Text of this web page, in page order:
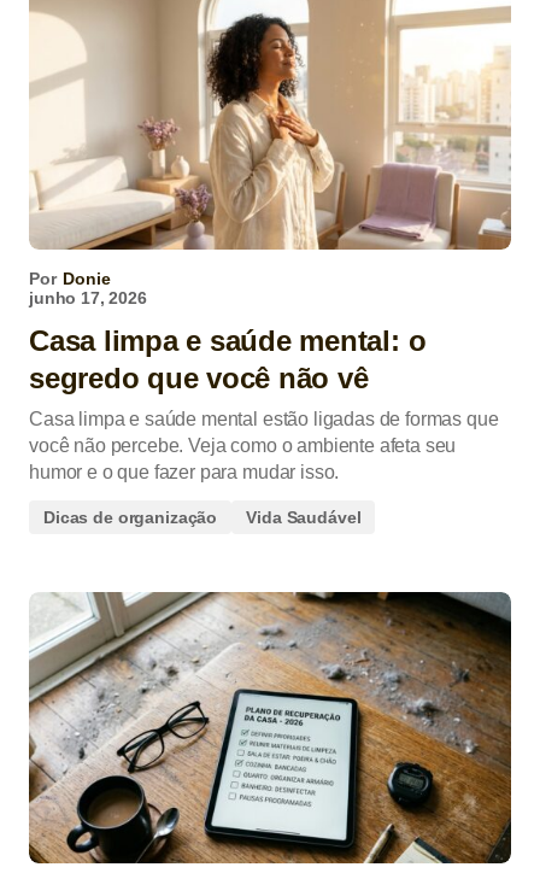
Por Donie
junho 17, 2026
Casa limpa e saúde mental: o
segredo que você não vê
Casa limpa e saúde mental estão ligadas de formas que
você não percebe. Veja como o ambiente afeta seu
humor e o que fazer para mudar isso.
Dicas de organização Vida Saudável